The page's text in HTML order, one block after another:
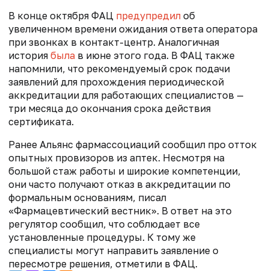
В конце октября ФАЦ предупредил об
увеличенном времени ожидания ответа оператора
при звонках в контакт-центр. Аналогичная
история была в июне этого года. В ФАЦ также
напомнили, что рекомендуемый срок подачи
заявлений для прохождения периодической
аккредитации для работающих специалистов —
три месяца до окончания срока действия
сертификата.
Ранее Альянс фармассоциаций сообщил про отток
опытных провизоров из аптек. Несмотря на
большой стаж работы и широкие компетенции,
они часто получают отказ в аккредитации по
формальным основаниям, писал
«Фармацевтический вестник». В ответ на это
регулятор сообщил, что соблюдает все
установленные процедуры. К тому же
специалисты могут направить заявление о
пересмотре решения, отметили в ФАЦ.